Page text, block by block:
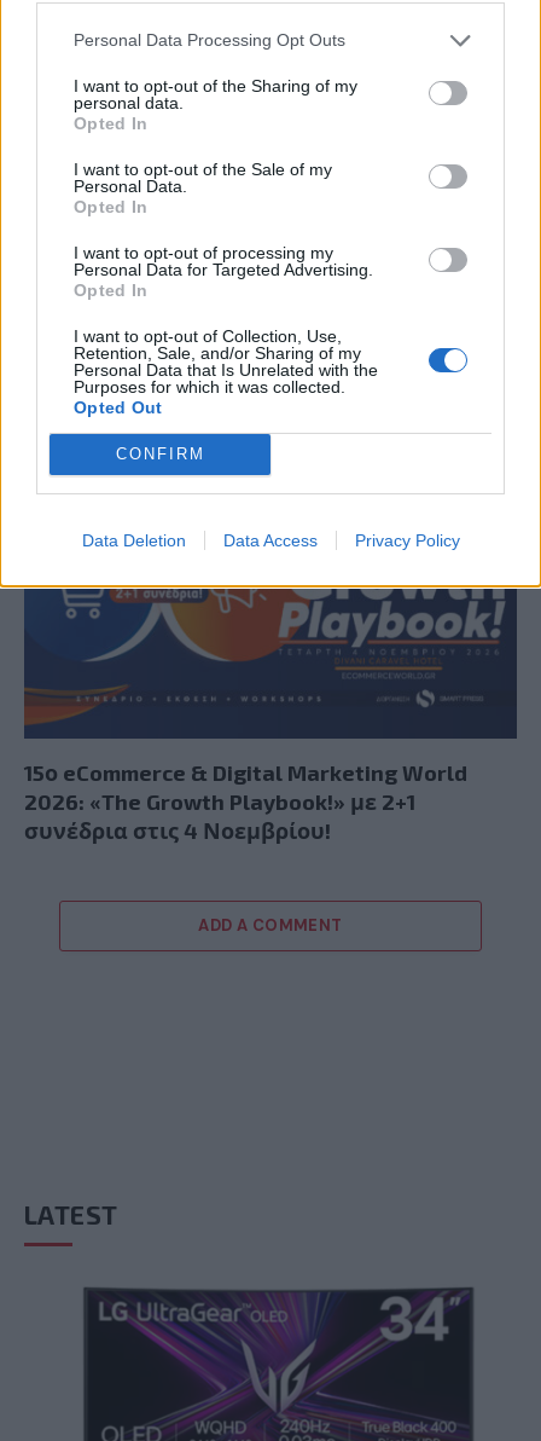
Personal Data Processing Opt Outs
I want to opt-out of the Sharing of my
personal data.
Opted In
I want to opt-out of the Sale of my
Personal Data.
Opted In
I want to opt-out of processing my
Personal Data for Targeted Advertising.
Opted In
I want to opt-out of Collection, Use,
Retention, Sale, and/or Sharing of my
Personal Data that Is Unrelated with the
Purposes for which it was collected.
Opted Out
CONFIRM
Data Deletion Data Access Privacy Policy
Ο Geralt επιστρέφει! Πρώτη παρουσίαση του
νέου expansion του The Witcher 3 στη
Gamescom
15ο eCommerce & Digital Marketing World
2026: «The Growth Playbook!» με 2+1
συνέδρια στις 4 Νοεμβρίου!
ADD A COMMENT
LATEST